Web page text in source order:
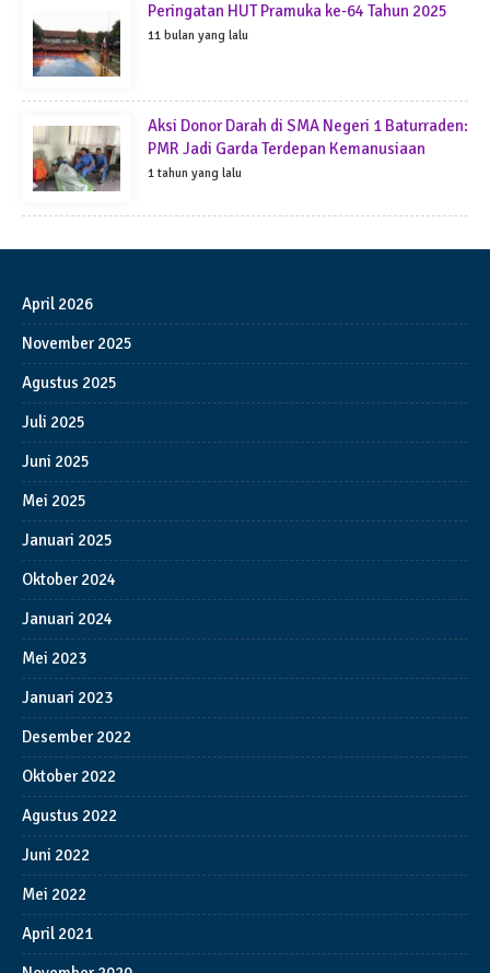
Peringatan HUT Pramuka ke-64 Tahun 2025
11 bulan yang lalu
Aksi Donor Darah di SMA Negeri 1 Baturraden:
PMR Jadi Garda Terdepan Kemanusiaan
1 tahun yang lalu
April 2026
November 2025
Agustus 2025
Juli 2025
Juni 2025
Mei 2025
Januari 2025
Oktober 2024
Januari 2024
Mei 2023
Januari 2023
Desember 2022
Oktober 2022
Agustus 2022
Juni 2022
Mei 2022
April 2021